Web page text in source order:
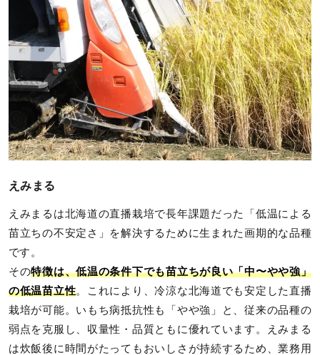
えみまる
えみまるは北海道の直播栽培で長年課題だった「低温による
苗立ちの不安定さ」を解決するために生まれた画期的な品種
です。
その特徴は、低温の条件下でも苗立ちが良い「中〜やや強」
の低温苗立性。これにより、冷涼な北海道でも安定した直播
栽培が可能。いもち病抵抗性も「やや強」と、従来の品種の
弱点を克服し、収量性・品質ともに優れています。えみまる
は炊飯後に時間がたってもおいしさが持続するため、業務用